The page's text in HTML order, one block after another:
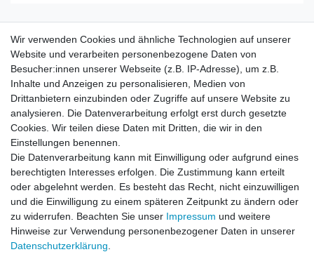
Flieger Jacke N2B Vintage Style Woodland
Artikel anzeigen
Flieger Jacke N2B Vintage Style schwarz
Artikel anzeigen
Wir verwenden Cookies und ähnliche Technologien auf unserer
Website und verarbeiten personenbezogene Daten von
Besucher:innen unserer Webseite (z.B. IP-Adresse), um z.B.
Inhalte und Anzeigen zu personalisieren, Medien von
Drittanbietern einzubinden oder Zugriffe auf unsere Website zu
analysieren. Die Datenverarbeitung erfolgt erst durch gesetzte
Cookies. Wir teilen diese Daten mit Dritten, die wir in den
Einstellungen benennen.
Die Datenverarbeitung kann mit Einwilligung oder aufgrund eines
berechtigten Interesses erfolgen. Die Zustimmung kann erteilt
oder abgelehnt werden. Es besteht das Recht, nicht einzuwilligen
und die Einwilligung zu einem späteren Zeitpunkt zu ändern oder
zu widerrufen. Beachten Sie unser Impressum und weitere
Hinweise zur Verwendung personenbezogener Daten in unserer
Daten­schutz­erklärung